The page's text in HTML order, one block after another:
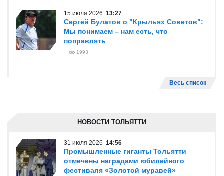
15 июля 2026 13:27
Сергей Булатов о "Крыльях Советов":
Мы понимаем – нам есть, что
поправлять
1993
Весь список
НОВОСТИ ТОЛЬЯТТИ
31 июля 2026 14:56
Промышленные гиганты Тольятти
отмечены наградами юбилейного
фестиваля «Золотой муравей»